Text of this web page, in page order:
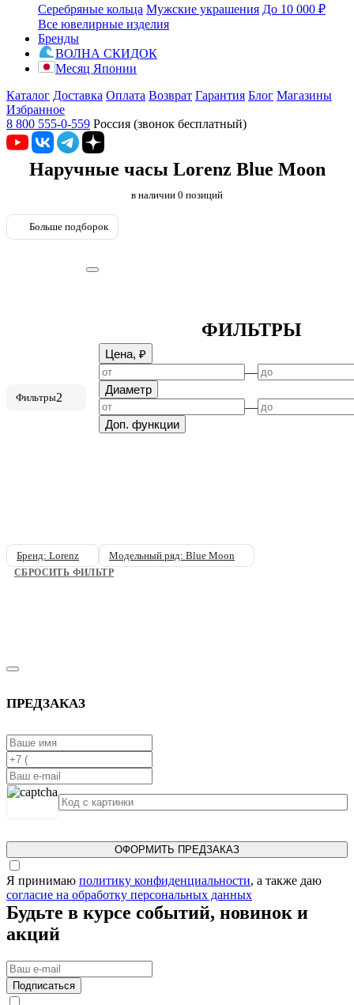
Серебряные кольца Мужские украшения До 10 000 ₽
Все ювелирные изделия
Бренды
ВОЛНА СКИДОК
Месяц Японии
Каталог Доставка Оплата Возврат Гарантия Блог Магазины
Избранное
8 800 555-0-559 Россия (звонок бесплатный)
Наручные часы Lorenz Blue Moon
в наличии 0 позиций
Больше подборок
Фильтры2
ФИЛЬТРЫ
Цена, ₽
—
Диаметр
—
Доп. функции
Бренд: Lorenz Модельный ряд: Blue Moon
СБРОСИТЬ ФИЛЬТР
ПРЕДЗАКАЗ
ОФОРМИТЬ ПРЕДЗАКАЗ
Я принимаю политику конфиденциальности, а также даю
согласие на обработку персональных данных
Будьте в курсе событий, новинок и
акций
Подписаться